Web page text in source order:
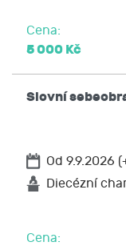
Cena:
5 000 Kč
Slovní
Od 9.9.2026
Diecézní
Cena: